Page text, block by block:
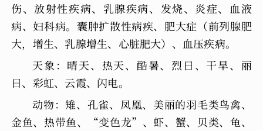
伤、放射性疾病、乳腺疾病、发烧、炎症、血液
病、妇科病。囊肿扩散性病疾、肥大症（前列腺肥
大，增生、乳腺增生、心脏肥大）、血压疾病。
天象：晴天、热天、酷暑、烈日、干旱、丽
日、彩虹、云霞、闪电。
动物：雉、孔雀、凤凰、美丽的羽毛类鸟禽、
金鱼、热带鱼、“变色龙”、虾、蟹、贝类、龟、